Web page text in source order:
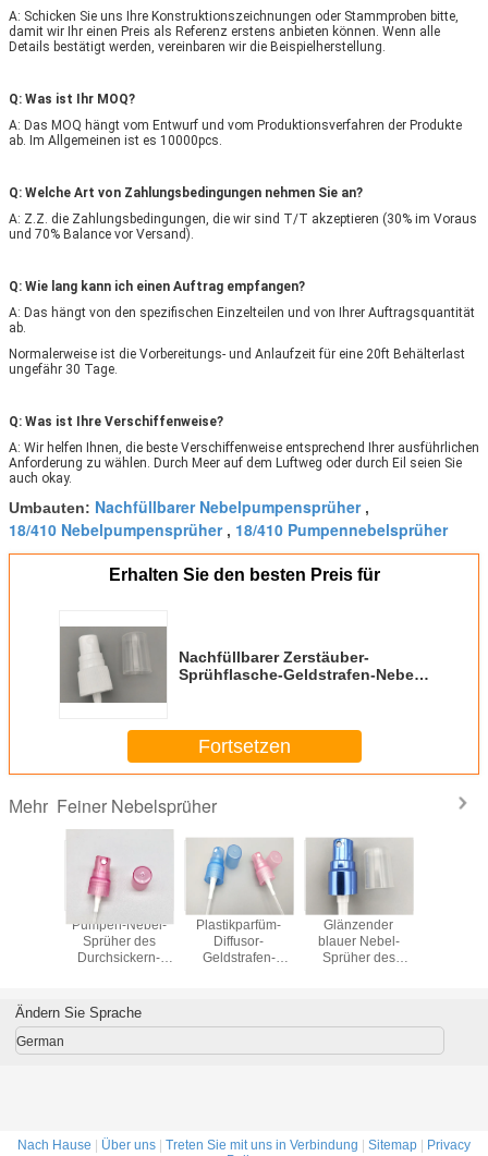
A: Schicken Sie uns Ihre Konstruktionszeichnungen oder Stammproben bitte,
damit wir Ihr einen Preis als Referenz erstens anbieten können. Wenn alle
Details bestätigt werden, vereinbaren wir die Beispielherstellung.
Q: Was ist Ihr MOQ?
A: Das MOQ hängt vom Entwurf und vom Produktionsverfahren der Produkte
ab. Im Allgemeinen ist es 10000pcs.
Q: Welche Art von Zahlungsbedingungen nehmen Sie an?
A: Z.Z. die Zahlungsbedingungen, die wir sind T/T akzeptieren (30% im Voraus
und 70% Balance vor Versand).
Q: Wie lang kann ich einen Auftrag empfangen?
A: Das hängt von den spezifischen Einzelteilen und von Ihrer Auftragsquantität
ab.
Normalerweise ist die Vorbereitungs- und Anlaufzeit für eine 20ft Behälterlast
ungefähr 30 Tage.
Q: Was ist Ihre Verschiffenweise?
A: Wir helfen Ihnen, die beste Verschiffenweise entsprechend Ihrer ausführlichen
Anforderung zu wählen. Durch Meer auf dem Luftweg oder durch Eil seien Sie
auch okay.
Umbauten: Nachfüllbarer Nebelpumpensprüher,
18/410 Nebelpumpensprüher, 18/410 Pumpennebelsprüher
Erhalten Sie den besten Preis für
Nachfüllbarer Zerstäuber-
Sprühflasche-Geldstrafen-Nebel
Fortsetzen
Mehr Feiner Nebelsprüher
Pumpen-Nebel-
Sprüher des
Durchsickern-
Plastikparfüm-
Diffusor-
Geldstrafen-
Glänzender
blauer Nebel-
Sprüher des
Aluminiumkragen
Ändern Sie Sprache
German
Nach Hause Über uns Treten Sie mit uns in Verbindung Sitemap
Privacy